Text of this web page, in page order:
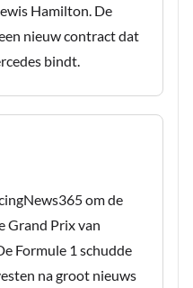
Hamilton. De
nieuw contract dat
bindt.
om de
Grand Prix van
Formule 1 schudde
na groot nieuws